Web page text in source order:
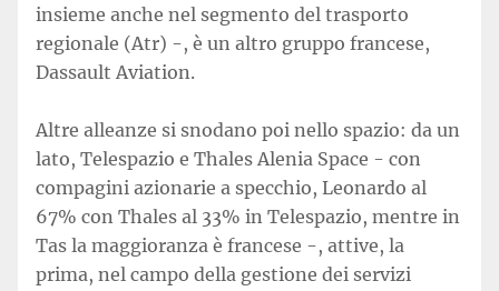
insieme anche nel segmento del trasporto
regionale (Atr) -, è un altro gruppo francese,
Dassault Aviation.
Altre alleanze si snodano poi nello spazio: da un
lato, Telespazio e Thales Alenia Space - con
compagini azionarie a specchio, Leonardo al
67% con Thales al 33% in Telespazio, mentre in
Tas la maggioranza è francese -, attive, la
prima, nel campo della gestione dei servizi